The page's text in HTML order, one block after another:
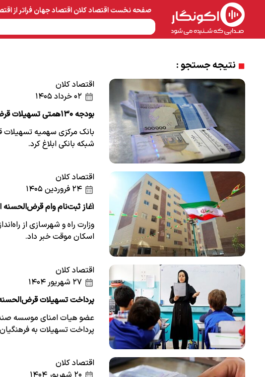
صفحه نخستاقتصاد کلاناقتصاد جهانفراتر از
نتیجه جستجو :
اقتصاد کلان
بودجه ۱۳۰همتی تسهیلات قرض‌الحسنه مشاغل+جزییات
شبکه بانکی ابلاغ کرد.
اقتصاد کلان
آغاز ثبت‌نام وام
وزارت راه و شهرسازی از
اسکان موقت خبر داد.
اقتصاد کلان
پرداخت تسهیلات قرض‌الحسنه به ۲۰هزار
عضو هیات امنای موسسه
پرداخت تسهیلات به
اقتصاد کلان